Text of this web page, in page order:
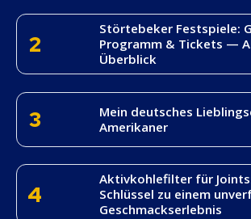
2
Störtebeker Festspiele:
Programm & Tickets —
Überblick
3
Mein deutsches
Amerikaner
4
Aktivkohlefilter für
Schlüssel zu einem
Geschmackserlebnis